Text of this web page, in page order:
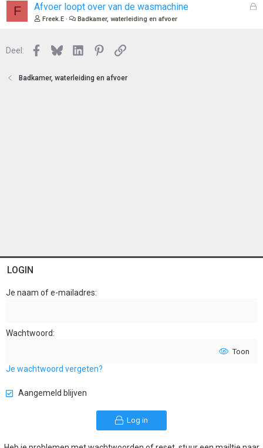
F
G
Afvoer loopt over van de wasmachine
Freek.E Badkamer, waterleiding en afvoer
Deel: Facebook
BlueskyLinkedInPinterest
Link
Badkamer, waterleiding en afvoer
LOGIN
Je naam of e-mailadres
Wachtwoord
Toon
Je wachtwoord vergeten?
Aangemeld blijven
Log in